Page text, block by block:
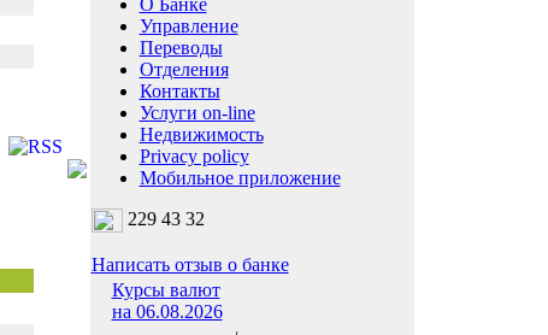
О Банке
Управление
Переводы
Отделения
Контакты
Услуги on-line
Недвижимость
Privacy policy
Мобильное приложение
229 43 32
Написать отзыв о банке
Курсы валют
на 06.08.2026